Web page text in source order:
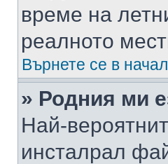
време на
реалното
Върнете се в
» Родния ми
Най-
инсталрал